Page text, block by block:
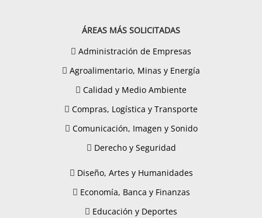
ÁREAS MÁS SOLICITADAS
Administración de Empresas
Agroalimentario, Minas y Energía
Calidad y Medio Ambiente
Compras, Logística y Transporte
Comunicación, Imagen y Sonido
Derecho y Seguridad
Diseño, Artes y Humanidades
Economía, Banca y Finanzas
Educación y Deportes